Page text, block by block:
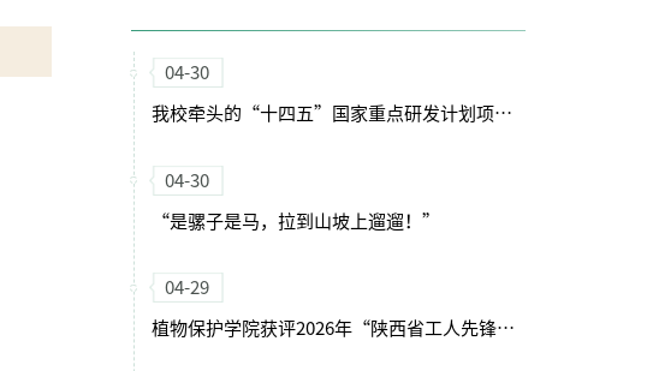
04-30
我校牵头的“十四五”国家重点研发计划项目启动会暨实施方案论证会顺利召开
04-30
“是骡子是马，拉到山坡上遛遛！”
04-29
植物保护学院获评2026年“陕西省工人先锋号”